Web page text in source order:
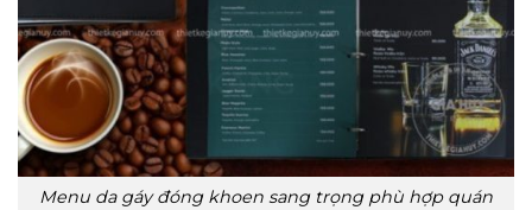
Menu da gáy đóng khoen sang trọng phù hợp quán